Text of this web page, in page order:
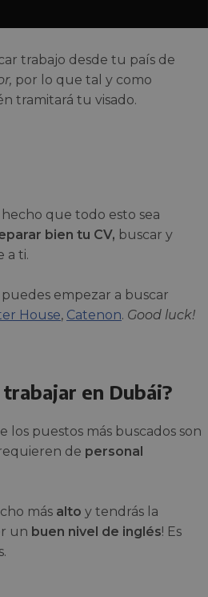
trabajo desde tu país de
por lo que tal y como
tramitará tu visado.
que todo esto sea
bien tu CV, buscar y
a ti.
puedes empezar a buscar
House, Catenon. Good luck!
en Dubái?
los puestos más buscados son
de personal
más alto y tendrás la
un buen nivel de inglés! Es